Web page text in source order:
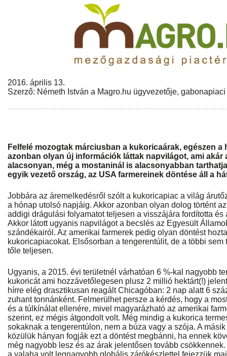
2016. április 13.
Szerző: Németh István a Magro.hu ügyvezetője,
Felfelé mozogtak márciusban a kukoricaárak, egészen a
azonban olyan új információk láttak napvilágot, ami akár
alacsonyan, még a mostaninál is alacsonyabban
egyik vezető ország, az USA farmereinek döntése áll a
Jobbára az áremelkedésről szólt a kukoricapiac a világ
a hónap utolsó napjáig. Akkor azonban olyan dolog történt
addigi drágulási folyamatot teljesen a visszájára fordította és
Akkor látott ugyanis napvilágot a becslés az Egyesült
szándékairól. Az amerikai farmerek pedig olyan döntést
kukoricapiacokat. Elsősorban a tengerentúlit, de a többi
tőle teljesen.
Ugyanis, a 2015. évi területnél várhatóan 6 %-kal nagyobb
kukoricát ami hozzávetőlegesen plusz 2 millió hektárt(!)
hírre elég drasztikusan reagált Chicagóban: 2 nap alatt 6
zuhant tonnánként. Felmerülhet persze a kérdés, hogy a
és a túlkínálat ellenére, mivel magyarázható az amerikai
szerint, ez mégis átgondolt volt. Még mindig a kukorica
sokaknak a tengerentúlon, nem a búza vagy a szója. A
közülük hányan fogják ezt a döntést megbánni, ha ennek
még nagyobb lesz és az árak jelentősen tovább